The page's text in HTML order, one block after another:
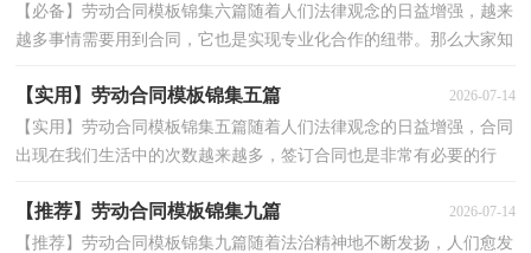
【必备】劳动合同模板锦集六篇随着人们法律观念的日益增强，越来
越多事情需要用到合同，它也是实现专业化合作的纽带。那么大家知
【实用】劳动合同模板锦集五篇 2026-07-14
【实用】劳动合同模板锦集五篇随着人们法律观念的日益增强，合同
出现在我们生活中的次数越来越多，签订合同也是非常有必要的行
【推荐】劳动合同模板锦集九篇 2026-07-14
【推荐】劳动合同模板锦集九篇随着法治精神地不断发扬，人们愈发